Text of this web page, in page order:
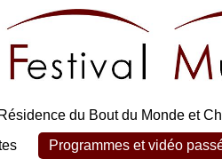
Résidence du Bout du Monde et
Programmes et vidéo